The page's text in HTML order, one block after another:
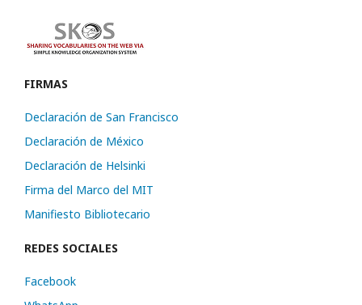
FIRMAS
Declaración de San Francisco
Declaración de México
Declaración de Helsinki
Firma del Marco del MIT
Manifiesto Bibliotecario
REDES SOCIALES
Facebook